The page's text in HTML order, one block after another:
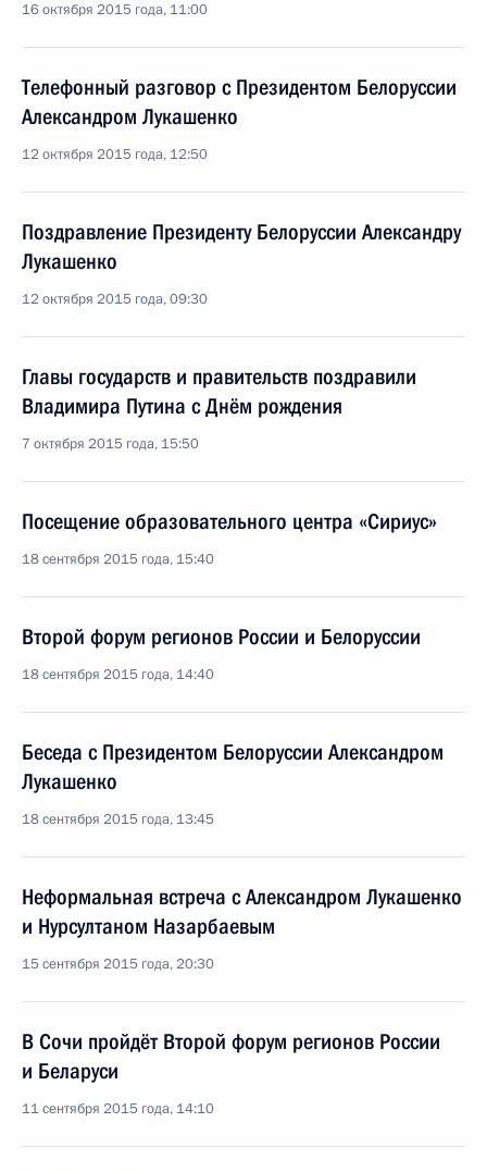
16 октября 2015 года, 11:00
Телефонный разговор с Президентом Белоруссии
Александром Лукашенко
12 октября 2015 года, 12:50
Поздравление Президенту Белоруссии Александру
Лукашенко
12 октября 2015 года, 09:30
Главы государств и правительств поздравили
Владимира Путина с Днём рождения
7 октября 2015 года, 15:50
Посещение образовательного центра «Сириус»
18 сентября 2015 года, 15:40
Второй форум регионов России и Белоруссии
18 сентября 2015 года, 14:40
Беседа с Президентом Белоруссии Александром
Лукашенко
18 сентября 2015 года, 13:45
Неформальная встреча с Александром Лукашенко
и Нурсултаном Назарбаевым
15 сентября 2015 года, 20:30
В Сочи пройдёт Второй форум регионов России
и Беларуси
11 сентября 2015 года, 14:10